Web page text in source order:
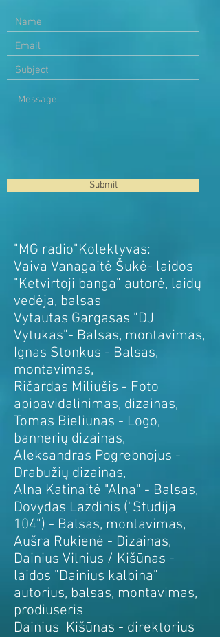
Submit
"MG radio"Kolektyvas:
Vaiva Vanagaitė Šukė- laidos
"Ketvirtoji banga" autorė, laidų
vedėja, balsas
Vytautas Gargasas "DJ
Vytukas"- Balsas, montavimas,
Ignas Stonkus - Balsas,
montavimas,
Ričardas Miliušis - Foto
apipavidalinimas, dizainas,
Tomas Bieliūnas - Logo,
bannerių dizainas,
Aleksandras Pogrebnojus -
Drabužių dizainas,
Alna Katinaitė "Alna" - Balsas,
Dovydas Lazdinis ("Studija
104") - Balsas, montavimas,
Aušra Rukienė - Dizainas,
Dainius Vilnius / Kišūnas -
laidos "Dainius kalbina"
autorius, balsas, montavimas,
prodiuseris
Dainius Kišūnas - direktorius